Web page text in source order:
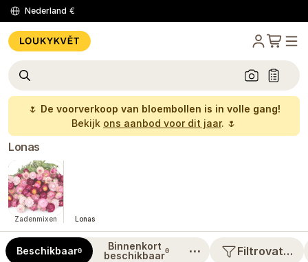
Nederland €
🌷 De voorverkoop van bloembollen is in volle gang!
Bekijk ons aanbod voor dit jaar. 🌷
Lonas
Zadenmixen Lonas
Beschikbaar0
Binnenkort
beschikbaar0 ⋯ Filtrovat…